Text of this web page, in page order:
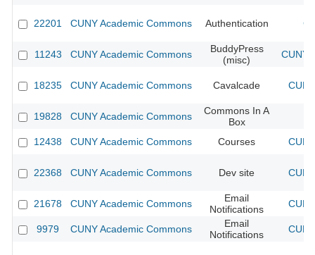
22201 CUNY Academic Commons Authentication
11243 CUNY Academic Commons
BuddyPress
(misc)
CUNY
18235 CUNY Academic Commons Cavalcade
19828 CUNY Academic Commons
Commons In A
Box
12438
CUNY Academic Commons Courses
22368 CUNY Academic Commons Dev site
21678 CUNY Academic Commons
Email
Notifications
9979 CUNY Academic Commons
Email
Notifications